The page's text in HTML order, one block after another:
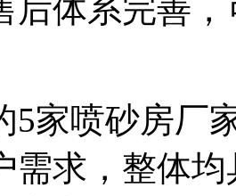
后体系完善
5家喷砂房厂
需求，整体